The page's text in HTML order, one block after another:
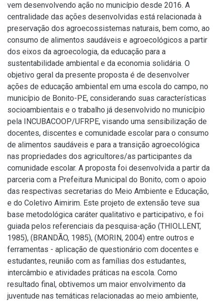
vem desenvolvendo ação no município desde 2016. A
centralidade das ações desenvolvidas está relacionada à
preservação dos agroecossistemas naturais, bem como, ao
consumo de alimentos saudáveis e agroecológicos a partir
dos eixos da agroecologia, da educação para a
sustentabilidade ambiental e da economia solidária. O
objetivo geral da presente proposta é de desenvolver
ações de educação ambiental em uma escola do campo, no
município de Bonito-PE, considerando suas características
socioambientais e o trabalho já desenvolvido no município
pela INCUBACOOP/UFRPE, visando uma sensibilização de
docentes, discentes e comunidade escolar para o consumo
de alimentos saudáveis e para a transição agroecológica
nas propriedades dos agricultores/as participantes da
comunidade escolar. A proposta foi desenvolvida a partir da
parceria com a Prefeitura Municipal do Bonito, com o apoio
das respectivas secretarias do Meio Ambiente e Educação,
e do Coletivo Aimirim. Este projeto de extensão teve sua
base metodológica caráter qualitativo e participativo, e foi
guiada pelos referenciais da pesquisa-ação (THIOLLENT,
1985), (BRANDÃO, 1985), (MORIN, 2004) entre outros e
ferramentas - aplicação de questionário com docentes e
estudantes, reunião com as famílias dos estudantes,
intercâmbio e atividades práticas na escola. Como
resultado final, obtivemos um maior envolvimento da
juventude nas temáticas relacionadas ao meio ambiente,